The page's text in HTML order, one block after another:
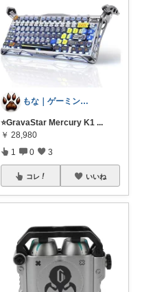
もな｜ゲーミング×デスク周り
⭐GravaStar Mercury K1 ...
￥ 28,980
1 0 3
コレ いいね